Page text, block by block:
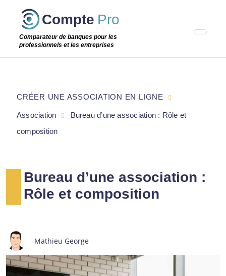
Passer
étape
Compte Pro
Comparateur de banques pour les
professionnels et les entreprises
Bureau d’une association :
Rôle et composition
Mathieu George
CRÉER UNE ASSOCIATION EN LIGNE
Association
Bureau d’une association : Rôle et
composition